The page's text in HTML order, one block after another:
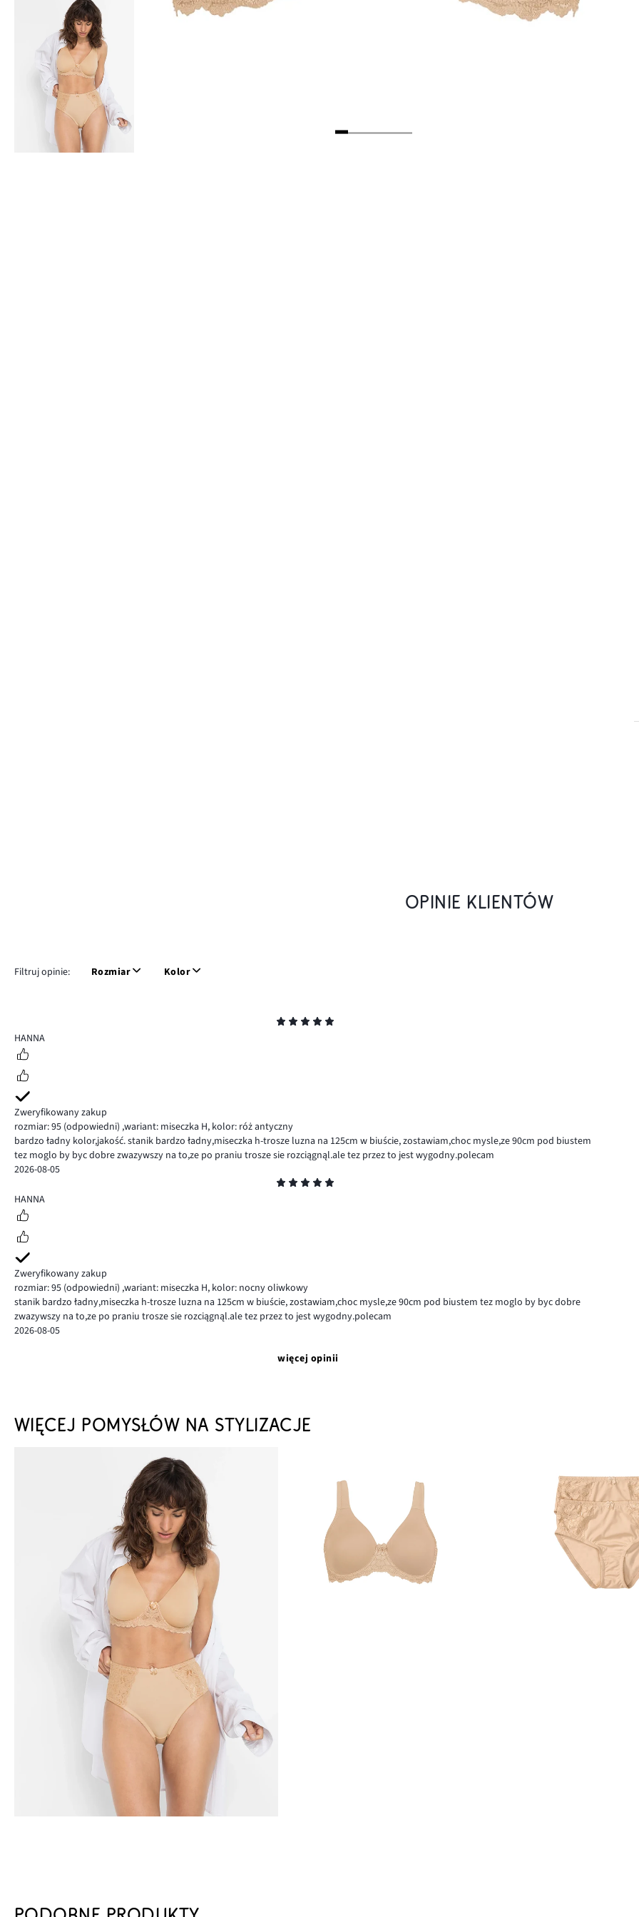
OPINIE KLIENTÓW
Filtruj opinie: Rozmiar Kolor
5
HANNA
Zweryfikowany zakup
rozmiar: 95 (odpowiedni) ,wariant: miseczka H, kolor: róż antyczny
bardzo ładny kolor,jakość. stanik bardzo ładny,miseczka h-trosze luzna na 125cm w biuście, zostawiam,choc mysle,ze 90cm pod biustem
tez moglo by byc dobre zwazywszy na to,ze po praniu trosze sie rozciągnąl.ale tez przez to jest wygodny.polecam
2026-08-05
5
HANNA
Zweryfikowany zakup
rozmiar: 95 (odpowiedni) ,wariant: miseczka H, kolor: nocny oliwkowy
stanik bardzo ładny,miseczka h-trosze luzna na 125cm w biuście, zostawiam,choc mysle,ze 90cm pod biustem tez moglo by byc dobre
zwazywszy na to,ze po praniu trosze sie rozciągnąl.ale tez przez to jest wygodny.polecam
2026-08-05
więcej opinii
WIĘCEJ POMYSŁÓW NA STYLIZACJE